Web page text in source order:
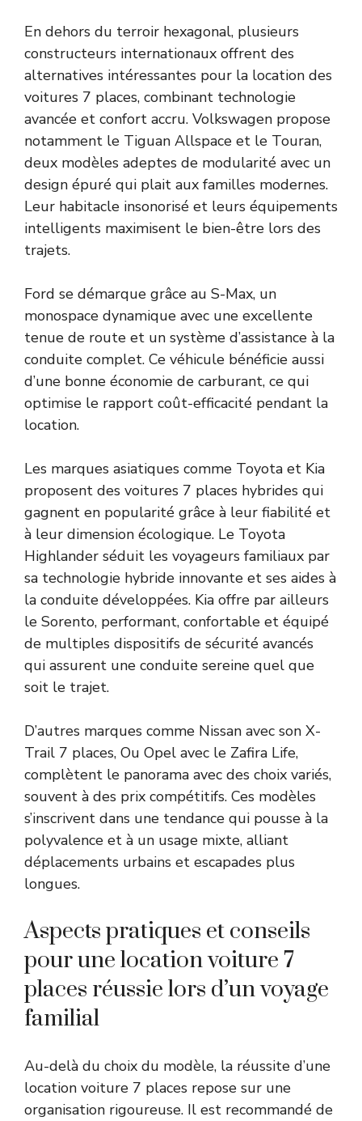
En dehors du terroir hexagonal, plusieurs
constructeurs internationaux offrent des
alternatives intéressantes pour la location des
voitures 7 places, combinant technologie
avancée et confort accru. Volkswagen propose
notamment le Tiguan Allspace et le Touran,
deux modèles adeptes de modularité avec un
design épuré qui plait aux familles modernes.
Leur habitacle insonorisé et leurs équipements
intelligents maximisent le bien-être lors des
trajets.
Ford se démarque grâce au S-Max, un
monospace dynamique avec une excellente
tenue de route et un système d’assistance à la
conduite complet. Ce véhicule bénéficie aussi
d’une bonne économie de carburant, ce qui
optimise le rapport coût-efficacité pendant la
location.
Les marques asiatiques comme Toyota et Kia
proposent des voitures 7 places hybrides qui
gagnent en popularité grâce à leur fiabilité et
à leur dimension écologique. Le Toyota
Highlander séduit les voyageurs familiaux par
sa technologie hybride innovante et ses aides à
la conduite développées. Kia offre par ailleurs
le Sorento, performant, confortable et équipé
de multiples dispositifs de sécurité avancés
qui assurent une conduite sereine quel que
soit le trajet.
D’autres marques comme Nissan avec son X-
Trail 7 places, Ou Opel avec le Zafira Life,
complètent le panorama avec des choix variés,
souvent à des prix compétitifs. Ces modèles
s’inscrivent dans une tendance qui pousse à la
polyvalence et à un usage mixte, alliant
déplacements urbains et escapades plus
longues.
Aspects pratiques et conseils
pour une location voiture 7
places réussie lors d’un voyage
familial
Au-delà du choix du modèle, la réussite d’une
location voiture 7 places repose sur une
organisation rigoureuse. Il est recommandé de